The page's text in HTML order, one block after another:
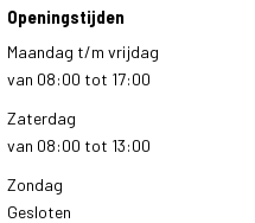
Openingstijden
Maandag t/m vrijdag
van 08:00 tot 17:00
Zaterdag
van 08:00 tot 13:00
Zondag
Gesloten